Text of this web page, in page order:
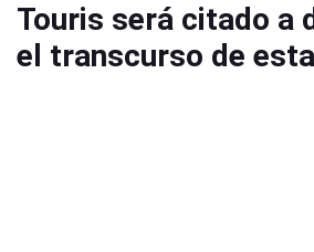
Touris será citado a
el transcurso de